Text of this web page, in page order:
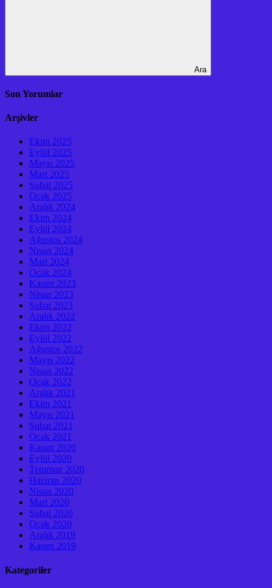
Ara
Son Yorumlar
Arşivler
Ekim 2025
Eylül 2025
Mayıs 2025
Mart 2025
Şubat 2025
Ocak 2025
Aralık 2024
Ekim 2024
Eylül 2024
Ağustos 2024
Nisan 2024
Mart 2024
Ocak 2024
Kasım 2023
Nisan 2023
Şubat 2023
Aralık 2022
Ekim 2022
Eylül 2022
Ağustos 2022
Mayıs 2022
Nisan 2022
Ocak 2022
Aralık 2021
Ekim 2021
Mayıs 2021
Şubat 2021
Ocak 2021
Kasım 2020
Eylül 2020
Temmuz 2020
Haziran 2020
Nisan 2020
Mart 2020
Şubat 2020
Ocak 2020
Aralık 2019
Kasım 2019
Kategoriler